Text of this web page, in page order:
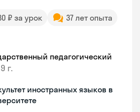
₽ за урок
37 лет опыта
педагогический
г.
иностранных языков в